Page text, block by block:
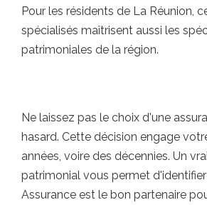
Pour les résidents de La Réunion,
spécialisés maîtrisent aussi les
patrimoniales de la région.
Ne laissez pas le choix d'une
hasard. Cette décision engage
années, voire des décennies. Un
patrimonial vous permet
Assurance est le bon partenaire